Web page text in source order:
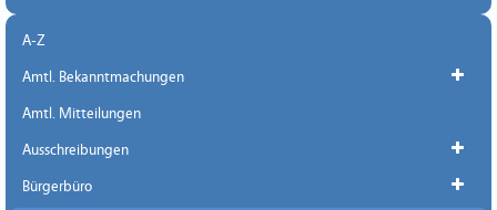
A-Z
Amtl. Bekanntmachungen
Amtl. Mitteilungen
Ausschreibungen
Bürgerbüro